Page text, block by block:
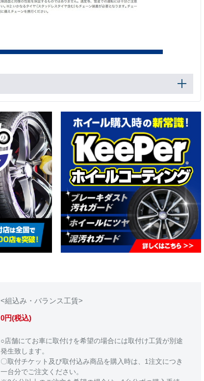
<組込み・バランス工賃>
0円(税込)
○店舗にてお車に取付けを希望の場合には取付け工賃が別途
発生致します。
〇取付チケット及び取付込み商品を購入時は、1注文につき
一台分でご注文ください。